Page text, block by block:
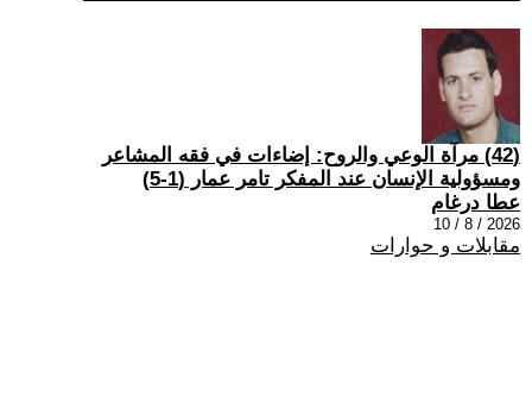
(42) مرآة الوعي والروح: إضاءات في فقه المشاعر
ومسؤولية الإنسان عند المفكر تامر عمار (1-5)
عطا درغام
2026 / 8 / 10
مقابلات و حوارات